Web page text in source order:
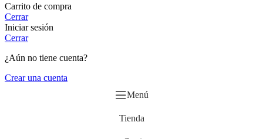
Carrito de compra
Cerrar
Iniciar sesión
Cerrar
¿Aún no tiene cuenta?
Crear una cuenta
Menú
Tienda